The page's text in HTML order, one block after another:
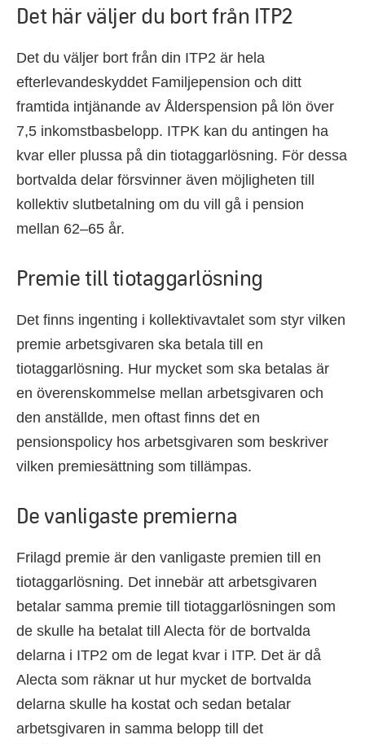
Det här väljer du bort från ITP2
Det du väljer bort från din ITP2 är hela
efterlevandeskyddet Familjepension och ditt
framtida intjänande av Ålderspension på lön över
7,5 inkomstbasbelopp. ITPK kan du antingen ha
kvar eller plussa på din tiotaggarlösning. För dessa
bortvalda delar försvinner även möjligheten till
kollektiv slutbetalning om du vill gå i pension
mellan 62–65 år.
Premie till tiotaggarlösning
Det finns ingenting i kollektivavtalet som styr vilken
premie arbetsgivaren ska betala till en
tiotaggarlösning. Hur mycket som ska betalas är
en överenskommelse mellan arbetsgivaren och
den anställde, men oftast finns det en
pensionspolicy hos arbetsgivaren som beskriver
vilken premiesättning som tillämpas.
De vanligaste premierna
Frilagd premie är den vanligaste premien till en
tiotaggarlösning. Det innebär att arbetsgivaren
betalar samma premie till tiotaggarlösningen som
de skulle ha betalat till Alecta för de bortvalda
delarna i ITP2 om de legat kvar i ITP. Det är då
Alecta som räknar ut hur mycket de bortvalda
delarna skulle ha kostat och sedan betalar
arbetsgivaren in samma belopp till det